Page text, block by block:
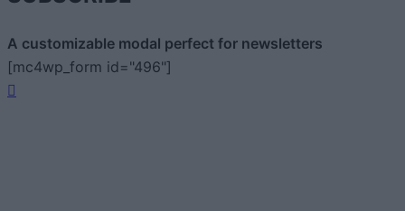
A customizable modal perfect for newsletters
[mc4wp_form id="496"]